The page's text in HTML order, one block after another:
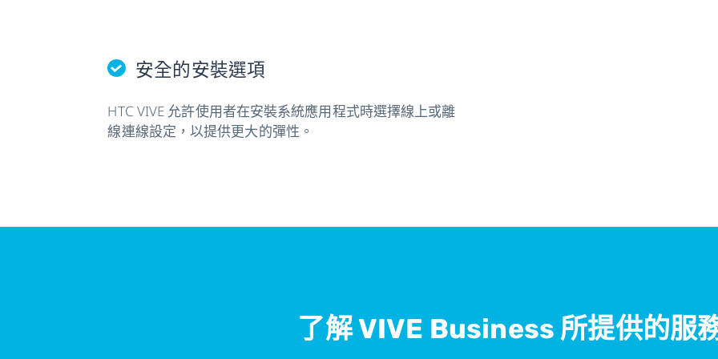
安全的安裝選項
HTC VIVE 允許使用者在安裝系統應用程式時選擇線上或離
線連線設定，以提供更大的彈性。
了解 VIVE Business 所提供的服